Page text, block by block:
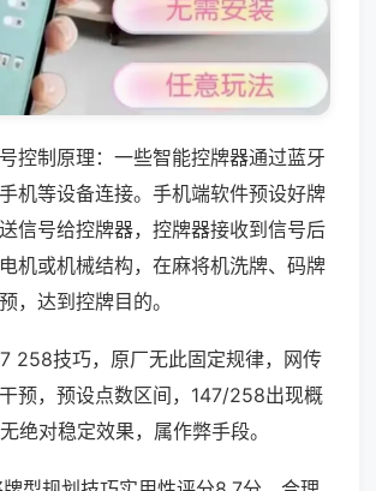
控制原理：一些智能控牌器通过蓝牙
机等设备连接。手机端软件预设好牌
信号给控牌器，控牌器接收到信号后
机或机械结构，在麻将机洗牌、码牌
，达到控牌目的。
258技巧，原厂无此固定规律，网传
预，预设点数区间，147/258出现概
绝对稳定效果，属作弊手段。